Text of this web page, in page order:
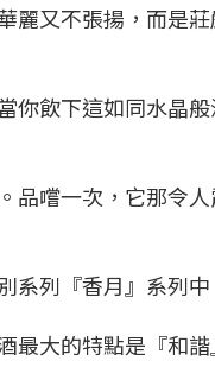
又不張揚，而是
飲下這如同水晶
嚐一次，它那令
列『香月』系列
最大的特點是『和諧